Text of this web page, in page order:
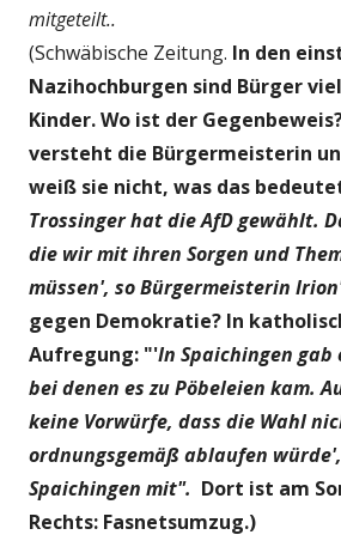
mitgeteilt..
(Schwäbische Zeitung. In den
Nazihochburgen sind Bürger
Kinder. Wo ist der
versteht die Bürgermeisterin
weiß sie nicht, was das
Trossinger hat die AfD gewählt.
die wir mit ihren Sorgen und
müssen', so Bürgermeisterin
gegen Demokratie? In
Aufregung: "'In Spaichingen gab
bei denen es zu Pöbeleien kam.
keine Vorwürfe, dass die Wahl
ordnungsgemäß ablaufen
Spaichingen mit". Dort ist am
Rechts: Fasnetsumzug.)